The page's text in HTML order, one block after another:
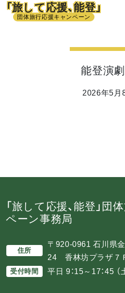
「旅して応援、能登」
団体旅行応援キャンペーン
能登演
2026年5月
「旅して応援、能登」団
ペーン事務局
住所
〒920-0961 石川県
24 香林坊プラザ７
受付時間 平日 9：15～17：45 （